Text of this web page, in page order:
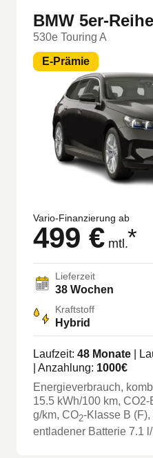
BMW 5er-Reihe
530e Touring A
E-Prämie
Vario-Finanzierung ab
499 € mtl.*
Lieferzeit
38 Wochen
Kraftstoff
Hybrid
Laufzeit: 48 Monate |
| Anzahlung: 1000€
Energieverbrauch,
15.5 kWh/100 km,
g/km, CO2-Klasse B (F),
entladener Batterie 7.1